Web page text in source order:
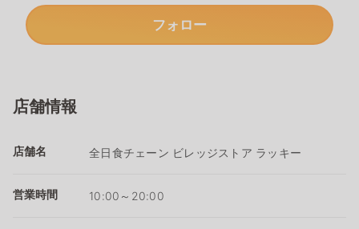
フォロー
店舗情報
店舗名 全日食チェーン ビレッジストア ラッキー
営業時間 10:00～20:00